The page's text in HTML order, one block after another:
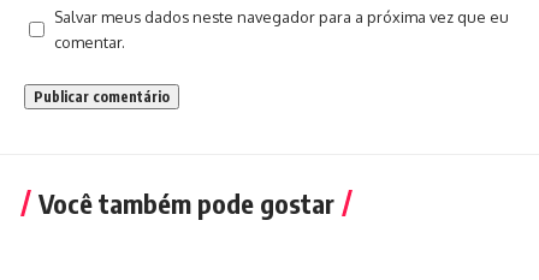
Salvar meus dados neste navegador para a próxima vez que eu
comentar.
Você também pode gostar